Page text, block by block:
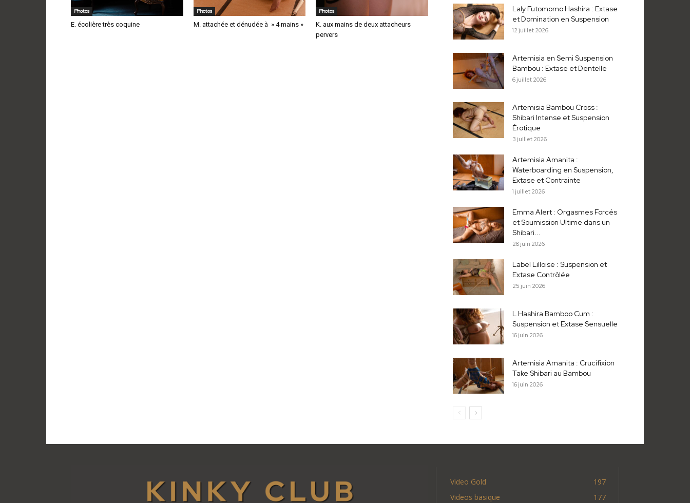
Photos
E. écolière très coquine
Photos
M. attachée et dénudée à » 4 mains »
Photos
K. aux mains de deux attacheurs
pervers
Laly Futomomo Hashira : Extase
et Domination en Suspension
12 juillet 2026
Artemisia en Semi Suspension
Bambou : Extase et Dentelle
6 juillet 2026
Artemisia Bambou Cross :
Shibari Intense et Suspension
Érotique
3 juillet 2026
Artemisia Amanita :
Waterboarding en Suspension,
Extase et Contrainte
1 juillet 2026
Emma Alert : Orgasmes Forcés
et Soumission Ultime dans un
Shibari...
28 juin 2026
Label Lilloise : Suspension et
Extase Contrôlée
25 juin 2026
L Hashira Bamboo Cum :
Suspension et Extase Sensuelle
16 juin 2026
Artemisia Amanita : Crucifixion
Take Shibari au Bambou
16 juin 2026
Video Gold
197
Videos basique
177